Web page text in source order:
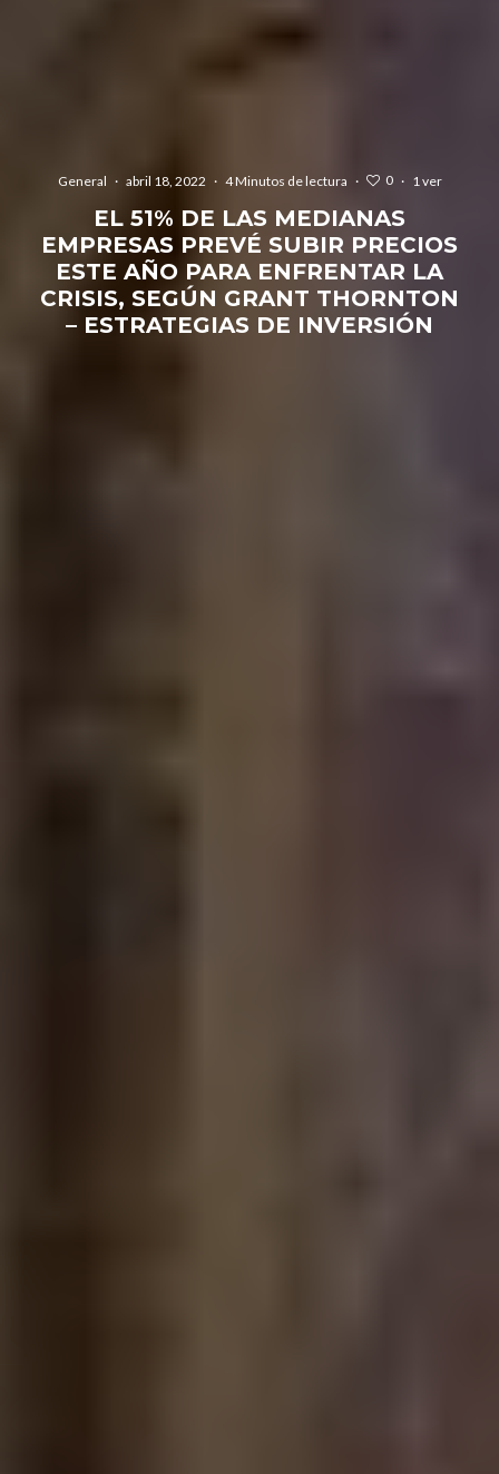
General · abril 18, 2022 · 4 Minutos de lectura · 0 · 1 ver
EL 51% DE LAS MEDIANAS
EMPRESAS PREVÉ SUBIR PRECIOS
ESTE AÑO PARA ENFRENTAR LA
CRISIS, SEGÚN GRANT THORNTON
– ESTRATEGIAS DE INVERSIÓN